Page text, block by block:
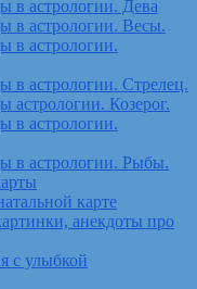
в астрологии. Дева
в астрологии. Весы.
в астрологии.
в астрологии. Стрелец.
астрологии. Козерог.
в астрологии.
в астрологии. Рыбы.
карте
анекдоты про
с улыбкой